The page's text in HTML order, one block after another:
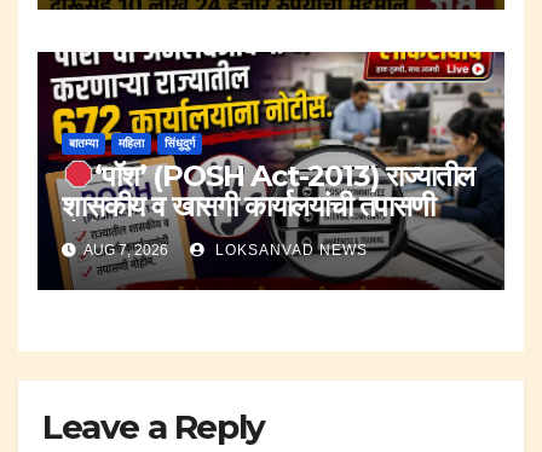
बातम्या महिला सिंधुदुर्ग
‘पॉश’ (POSH Act-2013) राज्यातील
शासकीय व खासगी कार्यालयांची तपासणी
मोहीम..
AUG 7, 2026 LOKSANVAD NEWS
Leave a Reply